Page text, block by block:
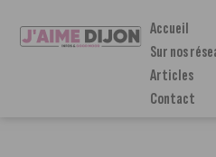
Accueil
Sur nos
Articles
Contact